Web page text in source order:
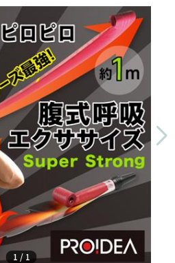
1 / 1